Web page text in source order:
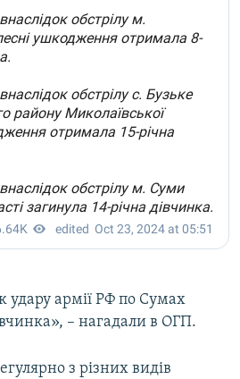
удару армії РФ по Сумах
– нагадали в ОГП.
з різних видів